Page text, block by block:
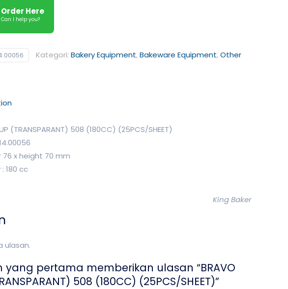
Order Here
Can I help you?
Kategori: Bakery Equipment,Bakeware Equipment,Other
(TRANSPARANT) 508 (180CC) (25PCS/SHEET)
x height 70 mm
180 cc
King Baker
ulasan.
yang pertama memberikan ulasan “BRAVO
508 (180CC) (25PCS/SHEET)”